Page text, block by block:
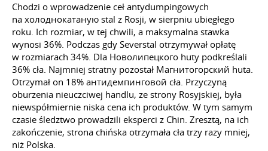
Chodzi o wprowadzenie ceł antydumpingowych
na холоднокатаную stal z Rosji, w sierpniu ubiegłego
roku. Ich rozmiar, w tej chwili, a maksymalna stawka
wynosi 36%. Podczas gdy Severstal otrzymywał opłatę
w rozmiarach 34%. Dla Новолипецкого huty podkreślali
36% cła. Najmniej stratny pozostał Магнитогорский huta.
Otrzymał on 18% антидемпинговой cła. Przyczyną
oburzenia nieuczciwej handlu, ze strony Rosyjskiej, była
niewspółmiernie niska cena ich produktów. W tym samym
czasie śledztwo prowadzili eksperci z Chin. Zresztą, na ich
zakończenie, strona chińska otrzymała cła trzy razy mniej,
niż Polska.